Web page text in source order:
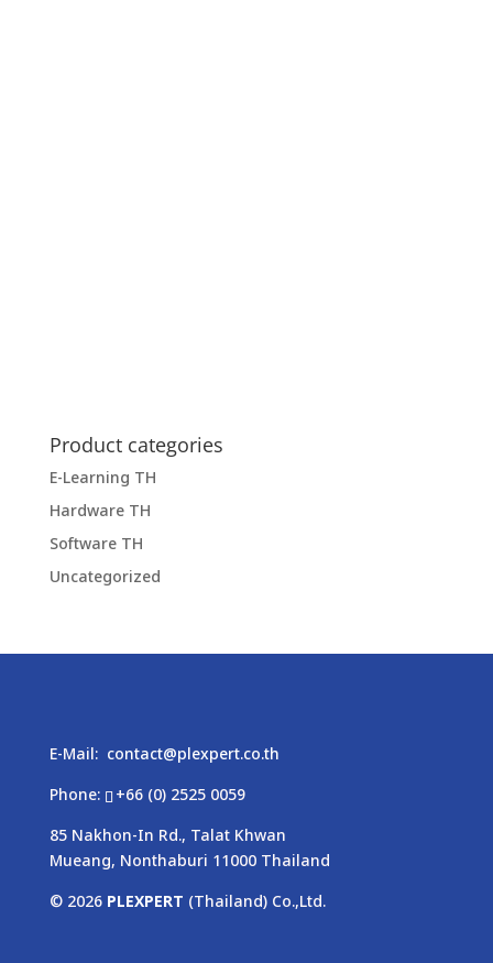
Product categories
E-Learning TH
Hardware TH
Software TH
Uncategorized
E-Mail: contact@plexpert.co.th
Phone:
+66 (0) 2525 0059
85 Nakhon-In Rd., Talat Khwan
Mueang, Nonthaburi 11000 Thailand
© 2026 PLEXPERT (Thailand) Co.,Ltd.